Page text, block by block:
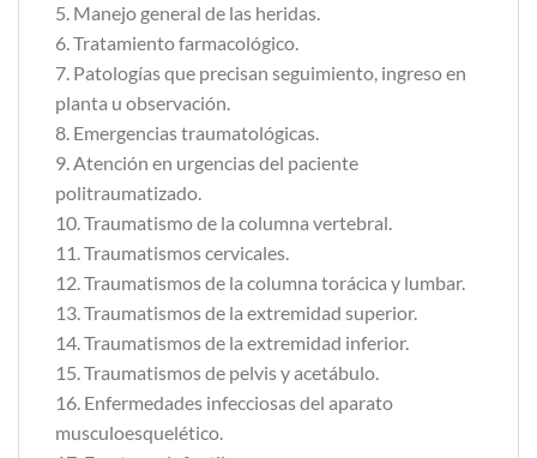
5. Manejo general de las heridas.
6. Tratamiento farmacológico.
7. Patologías que precisan seguimiento, ingreso en
planta u observación.
8. Emergencias traumatológicas.
9. Atención en urgencias del paciente
politraumatizado.
10. Traumatismo de la columna vertebral.
11. Traumatismos cervicales.
12. Traumatismos de la columna torácica y lumbar.
13. Traumatismos de la extremidad superior.
14. Traumatismos de la extremidad inferior.
15. Traumatismos de pelvis y acetábulo.
16. Enfermedades infecciosas del aparato
musculoesquelético.